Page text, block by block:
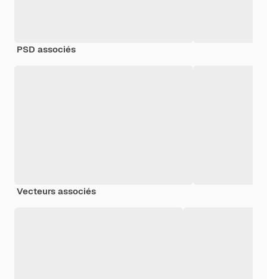
PSD associés
Vecteurs associés